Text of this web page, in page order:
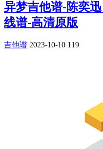
异梦吉他谱-陈奕
线谱-高清原版
吉他谱 2023-10-10 119